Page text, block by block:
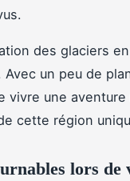
des glaciers en
un peu de
vivre une
cette région
lors